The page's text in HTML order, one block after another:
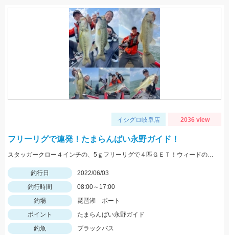
イシグロ岐阜店 2036 view
フリーリグで連発！たまらんばい永野ガイド！
スタッガークロー４インチの、5ｇフリーリグで４匹ＧＥＴ！ウィードの絡みの釣りで釣れてます！
釣行日
2022/06/03
釣行時間
08:00～17:00
釣場
琵琶湖 ボート
ポイント
たまらんばい永野ガイド
釣魚
ブラックバス